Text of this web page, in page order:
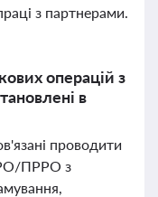
з партнерами.
операцій з
в
проводити
ПРРО з